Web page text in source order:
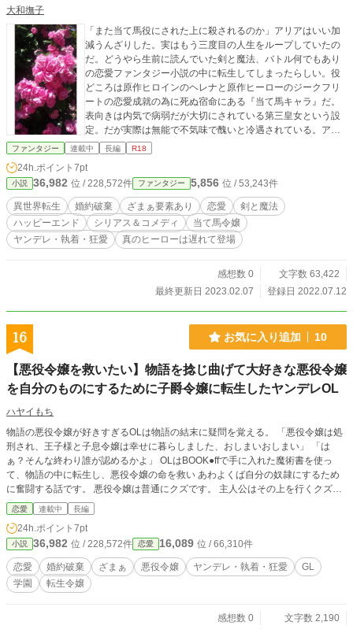
大和撫子
「また当て馬役にされた上に殺されるのか」アリアはいい加
減うんざりした。実はもう三度目の人生をループしていたの
だ。どうやら生前に読んでいた剣と魔法、バトル何でもあり
の恋愛ファンタジー小説の中に転生してしまったらしい。役
どころは原作ヒロインのヘレナと原作ヒーローのジークフリ
ートの恋愛成就の為に死ぬ宿命にある『当て馬キャラ』だ。
表向きは内気で病弱だが大切にされている第三皇女という設
定。だが実際は無能で不気味で醜いと冷遇されている。アリ
アとジークフリートは婚約者。しかもジークフリートが熱烈
まう。絶世の美女で全てにおいて完璧なレディという設定の
ヒロインのヘレナだ。許されぬ恋に身を焦がす二人、周りも
二人の恋を純愛だと応援、アリアは二人を引き裂く悪女だと
噂されて行く。ヘレナの魅力に無償の愛を捧げる作中の男た
ち。アリアの専属騎士までヘレナに忠誠を誓う始末だ。どう
考えてもジークフリートは浮気男でヘレナは略奪女なのだ
この世界の倫理観は一体どうなっているのか？ と作者（創
造主）に突っ込みたいが原作矯正（強制）力は凄まじく、何
くしてしまう。死ぬタイミングと方法、回帰する時期は三回
とも異なるが、共通しているのはヘレナの為にジークフリー
トに殺されるという事。だが四度目に巻き戻った際、アリア
は虚しさと怒り。少しずつ変わり始めるキャラや取り巻く状
況。もしかしたら呪術で作者（創造主）とコンタクトが取れ
ち壊して叩き直してやろうじゃないの！ これは革命よ！！
果たしてアリアの運命、そして恋の行方は？ ※R指定は念
の為です。 ※ゆっくりじっくり進展します。 ※他サイトにも
掲載しています。
ファンタジー 連載中 長編 R18
24h.ポイント 7pt
小説 36,982 位 / 228,572件 ファンタジー 5,856 位 / 53,243件
異世界転生 婚約破棄 ざまぁ要素あり 恋愛
剣と魔法
ハッピーエンド
シリアス＆コメディ
当て馬令嬢
ヤンデレ・執着・狂愛
真のヒーローは遅れて登場
感想数 0
文字数 63,422
最終更新日 2023.02.07
登録日 2022.07.12
16 お気に入り追加 10
【悪役令嬢を救いたい】物語を捻じ曲げて大好きな悪役令嬢
を自分のものにするために子爵令嬢に転生したヤンデレOL
ハヤイもち
物語の悪役令嬢が好きすぎるOLは物語の結末に疑問を覚える。 「悪役令嬢は処
刑され、王子様と子息令嬢は幸せに暮らしました、おしまいおしまい」 「は
ぁ？そんな終わり誰が認めるかよ」 OLはBOOK●ffで手に入れた魔術書を使っ
て、物語の中に転生し、悪役令嬢の命を救い あわよくば自分の奴隷にするため
に奮闘する話です。 悪役令嬢は普通にクズです。 主人公はその上を行くクズで
す。 ヤンデレ、執着、百合要素あり。
恋愛 連載中 長編
24h.ポイント 7pt
小説 36,982 位 / 228,572件 恋愛 16,089 位 / 66,310件
恋愛 婚約破棄 ざまぁ 悪役令嬢 ヤンデレ・執着・狂愛
GL
学園
転生令嬢
感想数 0
文字数 2,190